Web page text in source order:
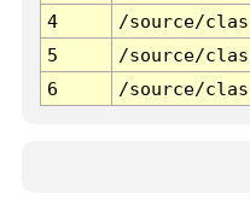
4
/source/
5
/source/
6
/source/